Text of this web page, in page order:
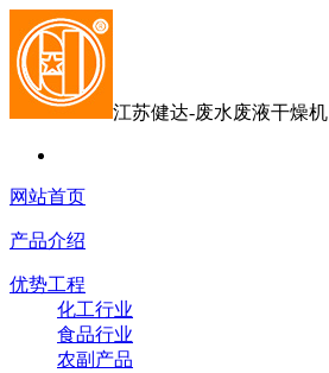
江苏健达-废水废液干燥机
网站首页
产品介绍
优势工程
化工行业
食品行业
农副产品